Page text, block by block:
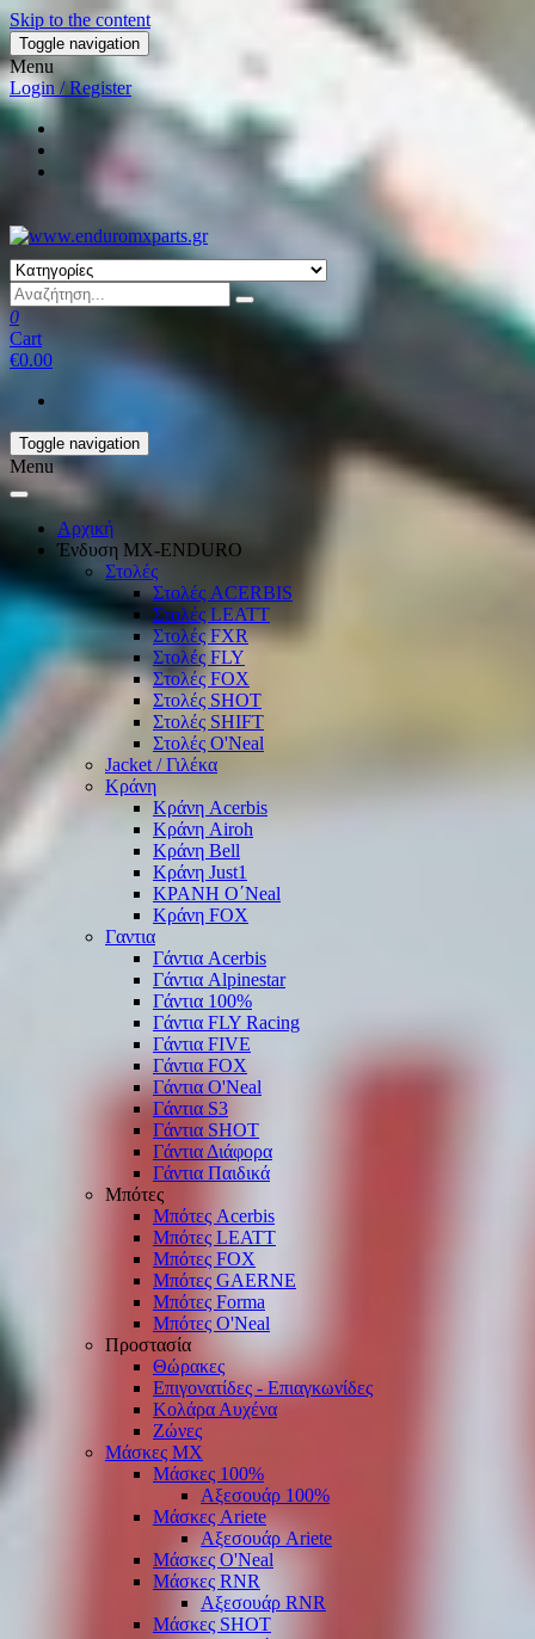
Skip to the content
Toggle navigation
Menu
Login / Register
0
Cart
€0.00
Toggle navigation
Menu
Αρχική
Ένδυση ΜΧ-ΕΝDURO
Στολές
Στολές ACERBIS
Στολές LEATT
Στολές FXR
Στολές FLY
Στολές FOX
Στολές SHOT
Στολές SHIFT
Στολές O'Neal
Jacket / Γιλέκα
Κράνη
Κράνη Acerbis
Κράνη Airoh
Κράνη Bell
Κράνη Just1
ΚΡΑΝΗ O΄Νeal
Κράνη FOX
Γαντια
Γάντια Acerbis
Γάντια Alpinestar
Γάντια 100%
Γάντια FLY Racing
Γάντια FIVE
Γάντια FOX
Γάντια O'Νeal
Γάντια S3
Γάντια SHOT
Γάντια Διάφορα
Γάντια Παιδικά
Μπότες
Μπότες Acerbis
Μπότες LEATT
Μπότες FOX
Μπότες GAERNE
Μπότες Forma
Μπότες O'Neal
Προστασία
Θώρακες
Επιγονατίδες - Επιαγκωνίδες
Κολάρα Αυχένα
Ζώνες
Μάσκες ΜΧ
Μάσκες 100%
Αξεσουάρ 100%
Μάσκες Ariete
Αξεσουάρ Ariete
Μάσκες O'Neal
Μάσκες RNR
Αξεσουάρ RNR
Μάσκες SHOT